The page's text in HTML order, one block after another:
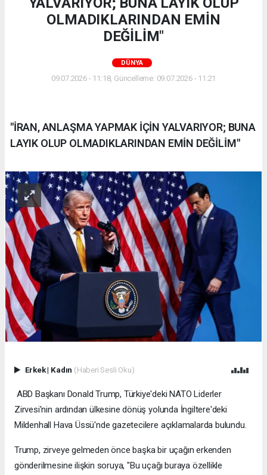
OLMADIKLARINDAN EMİN
DEĞİLİM"
DÜNYA
09.07.2026 - 11:18, Güncelleme: 09.07.2026 - 11:21
"İRAN, ANLAŞMA YAPMAK İÇİN YALVARIYOR; BUNA
LAYIK OLUP OLMADIKLARINDAN EMİN DEĞİLİM"
Erkek| Kadın (Haberi Sesli Oku)
ABD Başkanı Donald Trump, Türkiye'deki NATO Liderler
Zirvesi'nin ardından ülkesine dönüş yolunda İngiltere'deki
Mildenhall Hava Üssü'nde gazetecilere açıklamalarda bulundu.
Trump, zirveye gelmeden önce başka bir uçağın erkenden
gönderilmesine ilişkin soruya, "Bu uçağı buraya özellikle